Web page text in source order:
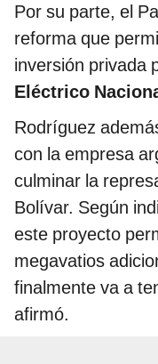
Por su parte, el
reforma que
inversión privada
Eléctrico
Rodríguez
con la empresa
culminar la
Bolívar. Según
este proyecto
megavatios
finalmente va a
afirmó.